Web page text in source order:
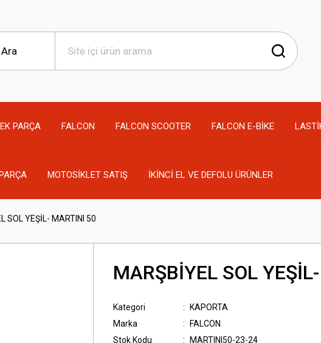
PARÇA FALCON FALCON SCOOTER FALCON E-BİKE
MOTOSİKLET SATIŞ İKİNCİ EL VE DEFOLU ÜRÜNLER
SOL YEŞİL- MARTINI 50
MARŞBİYEL SOL
Kategori
KAPORTA
Marka
FALCON
Stok Kodu
MARTINI50-23-24